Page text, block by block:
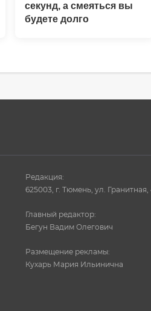
секунд, а смеяться вы
будете долго
Редакция:
625003, г. Тюмень, ул. Гранитная,
Главный редактор:
Бегун Вадим Олегович
Размещение рекламы:
Кухарь Мария Ильинична